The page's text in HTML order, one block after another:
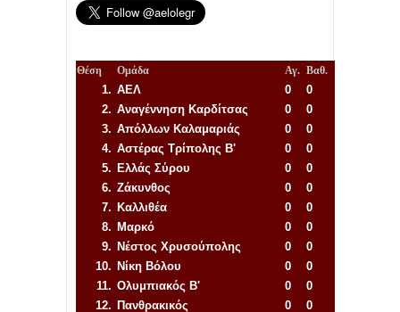
Θέση Ομάδα Αγ. Βαθ.
1. ΑΕΛ 0
0
2. Αναγέννηση Καρδίτσας 0
0
3. Απόλλων Καλαμαριάς 0
0
4. Αστέρας Τρίπολης Β' 0
0
5. Ελλάς Σύρου 0
0
6. Ζάκυνθος 0
0
7. Καλλιθέα 0
0
8. Μαρκό 0
0
9. Νέστος Χρυσούπολης 0
0
10. Νίκη Βόλου 0
0
11. Ολυμπιακός Β' 0
0
12. Πανθρακικός 0
0